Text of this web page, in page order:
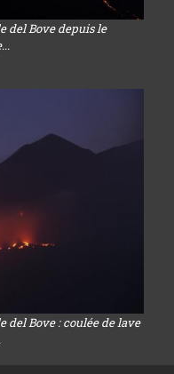
del Bove depuis le
del Bove : coulée de lave